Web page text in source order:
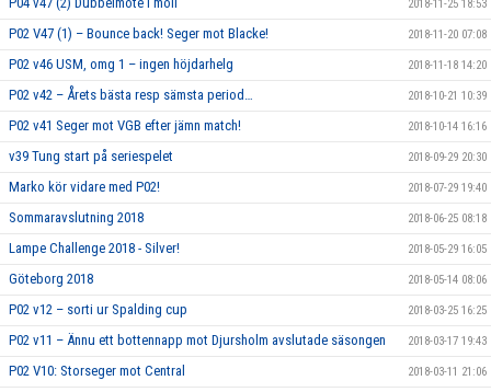
2018-11-25 18:53
P02 V47 (1) – Bounce back! Seger mot Blacke! 2018-11-20 07:08
P02 v46 USM, omg 1 – ingen höjdarhelg 2018-11-18 14:20
P02 v42 – Årets bästa resp sämsta period… 2018-10-21 10:39
P02 v41 Seger mot VGB efter jämn match! 2018-10-14 16:16
v39 Tung start på seriespelet 2018-09-29 20:30
Marko kör vidare med P02! 2018-07-29 19:40
Sommaravslutning 2018 2018-06-25 08:18
Lampe Challenge 2018 - Silver! 2018-05-29 16:05
Göteborg 2018 2018-05-14 08:06
P02 v12 – sorti ur Spalding cup 2018-03-25 16:25
P02 v11 – Ännu ett bottennapp mot Djursholm avslutade säsongen 2018-03-17 19:43
P02 V10: Storseger mot Central 2018-03-11 21:06